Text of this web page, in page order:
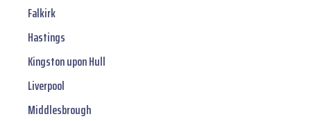
Falkirk
Hastings
Kingston upon Hull
Liverpool
Middlesbrough